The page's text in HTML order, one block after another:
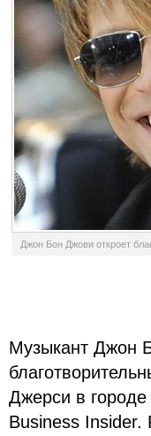
Джон Бон Джови откроет
Музыкант Джон
Джерси в
Business Insider.